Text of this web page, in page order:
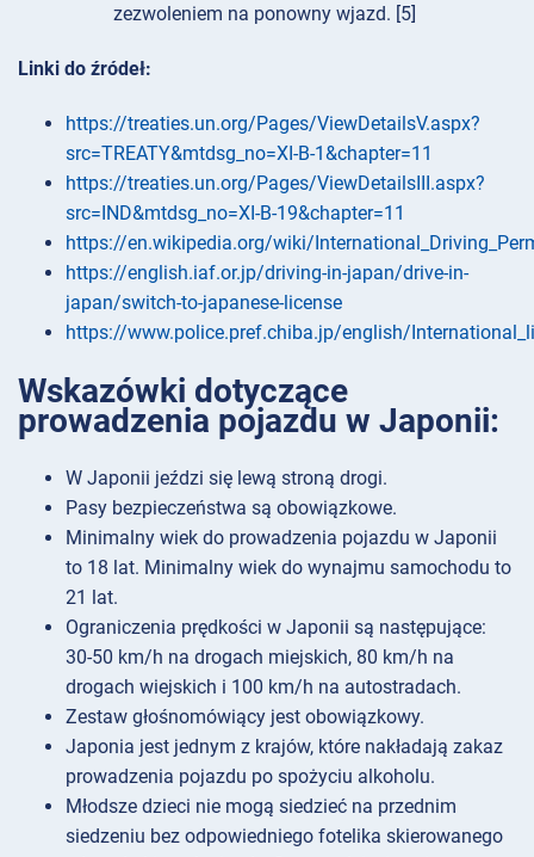
zezwoleniem na ponowny wjazd. [5]
Linki do źródeł:
https://treaties.un.org/Pages/ViewDetailsV.aspx?
src=TREATY&mtdsg_no=XI-B-1&chapter=11
https://treaties.un.org/Pages/ViewDetailsIII.aspx?
src=IND&mtdsg_no=XI-B-19&chapter=11
https://en.wikipedia.org/wiki/
https://english.iaf.or.jp/driving-in-japan/drive-in-
japan/switch-to-japanese-license
https://www.police.pref.chiba.jp/english/
Wskazówki dotyczące
prowadzenia pojazdu w Japonii:
W Japonii jeździ się lewą stroną drogi.
Pasy bezpieczeństwa są obowiązkowe.
Minimalny wiek do prowadzenia pojazdu w Japonii
to 18 lat. Minimalny wiek do wynajmu samochodu to
21 lat.
Ograniczenia prędkości w Japonii są następujące:
30-50 km/h na drogach miejskich, 80 km/h na
drogach wiejskich i 100 km/h na autostradach.
Zestaw głośnomówiący jest obowiązkowy.
Japonia jest jednym z krajów, które nakładają zakaz
prowadzenia pojazdu po spożyciu alkoholu.
Młodsze dzieci nie mogą siedzieć na przednim
siedzeniu bez odpowiedniego fotelika skierowanego